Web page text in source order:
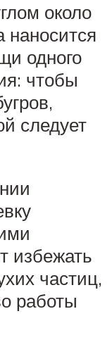
около
наносится
одного
чтобы
следует
избежать
частиц,
работы